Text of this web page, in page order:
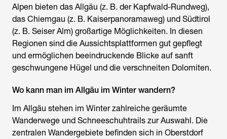
Alpen bieten das Allgäu (z. B. der Kapfwald-Rundweg),
das Chiemgau (z. B. Kaiserpanoramaweg) und Südtirol
(z. B. Seiser Alm) großartige Möglichkeiten. In diesen
Regionen sind die Aussichtsplattformen gut gepflegt
und ermöglichen beeindruckende Blicke auf sanft
geschwungene Hügel und die verschneiten Dolomiten.
Wo kann man im Allgäu im Winter wandern?
Im Allgäu stehen im Winter zahlreiche geräumte
Wanderwege und Schneeschuhtrails zur Auswahl. Die
zentralen Wandergebiete befinden sich in Oberstdorf